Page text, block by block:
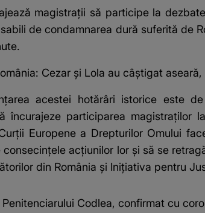
magistraţii să participe la
de condamnarea dură suferită de
Cezar şi Lola au câştigat
acestei hotărâri istorice este
încurajeze participarea magistraţilor
Europene a Drepturilor Omului
consecinţele acţiunilor lor şi să se
din România şi Iniţiativa pentru
Codlea, confirmat cu